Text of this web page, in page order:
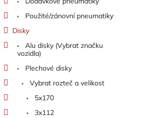
Použité/zánovní pneumatiky
Disky
Alu disky (Vybrat značku
vozidla)
Plechové disky
Vybrat rozteč a velikost
5x170
3x112